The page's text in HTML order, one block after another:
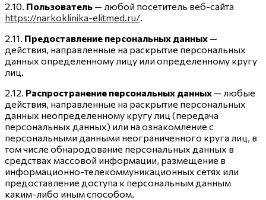
2.10. Пользователь — любой посетитель веб-сайта
https://narkoklinika-elitmed.ru/
2.11. Предоставление персональных данных —
действия, направленные на раскрытие персональных
данных определенному лицу или определенному кругу
лиц.
2.12. Распространение персональных данных — любые
действия, направленные на раскрытие персональных
данных неопределенному кругу лиц (передача
персональных данных) или на ознакомление с
персональными данными неограниченного круга лиц, в
том числе обнародование персональных данных в
средствах массовой информации, размещение в
информационно-телекоммуникационных сетях или
предоставление доступа к персональным данным
каким-либо иным способом.